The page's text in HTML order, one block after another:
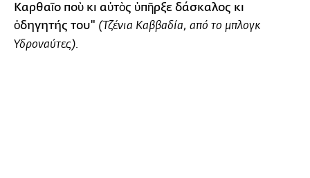
Καρθαῖο ποὺ κι αὐτὸς ὑπῆρξε δάσκαλος κι
ὁδηγητής του" ( Τζένια Καββαδία, από το μπλογκ
Υδροναύτες).